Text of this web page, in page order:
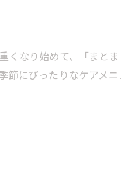
くなり始めて、「まとま
節にぴったりなケアメ